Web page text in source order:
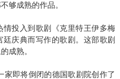
够成熟的作品。
投入到歌剧《克里特王伊多梅
庆典而写作的歌剧。这部歌剧
成熟。
即将倒闭的德国歌剧院创作了